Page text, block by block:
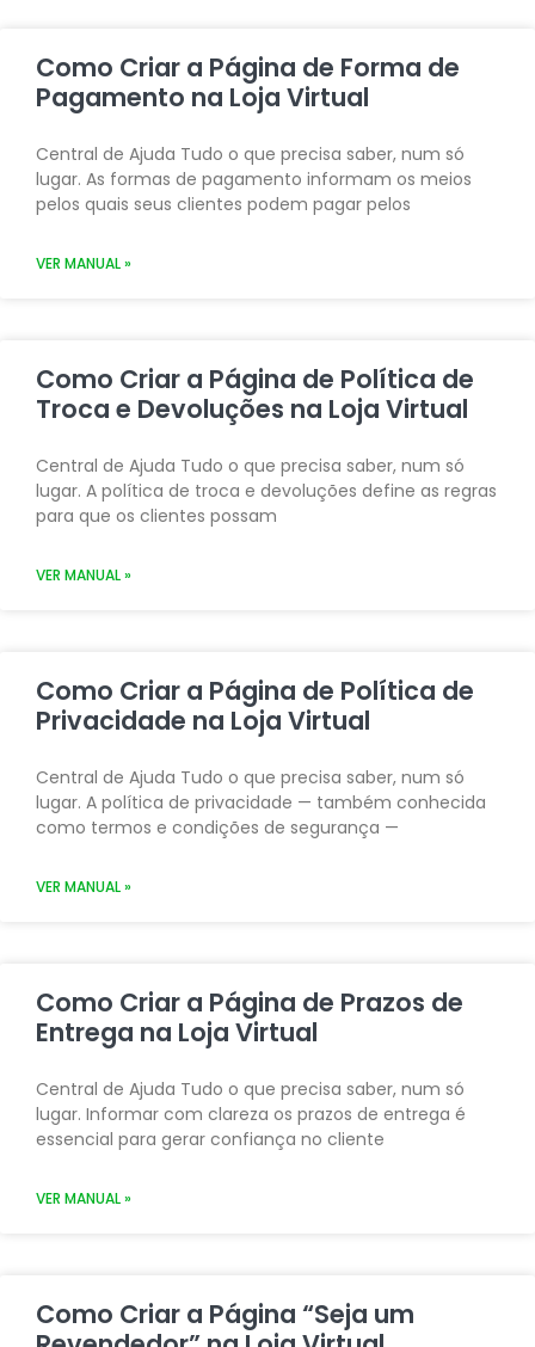
Como Criar a Página de Forma de
Pagamento na Loja Virtual
Central de Ajuda Tudo o que precisa saber, num só
lugar. As formas de pagamento informam os meios
pelos quais seus clientes podem pagar pelos
VER MANUAL »
Como Criar a Página de Política de
Troca e Devoluções na Loja Virtual
Central de Ajuda Tudo o que precisa saber, num só
lugar. A política de troca e devoluções define as regras
para que os clientes possam
VER MANUAL »
Como Criar a Página de Política de
Privacidade na Loja Virtual
Central de Ajuda Tudo o que precisa saber, num só
lugar. A política de privacidade — também conhecida
como termos e condições de segurança —
VER MANUAL »
Como Criar a Página de Prazos de
Entrega na Loja Virtual
Central de Ajuda Tudo o que precisa saber, num só
lugar. Informar com clareza os prazos de entrega é
essencial para gerar confiança no cliente
VER MANUAL »
Como Criar a Página “Seja um